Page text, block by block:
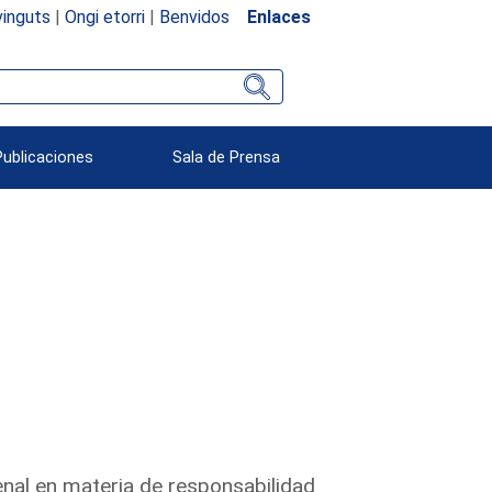
| Ongi etorri| Benvidos Enlaces
Sala de Prensa
en materia de responsabilidad